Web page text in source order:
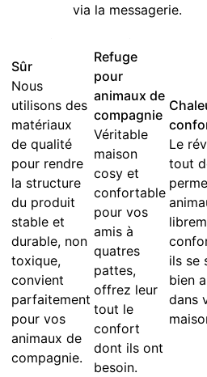
via la messagerie.
Sûr
Nous
utilisons des
matériaux
de qualité
pour rendre
la structure
du produit
stable et
durable, non
toxique,
convient
parfaitement
pour vos
animaux de
compagnie.
Refuge
pour
animaux de
compagnie
Véritable
maison
cosy et
confortable
pour vos
amis à
quatres
pattes,
offrez leur
tout le
confort
dont ils ont
besoin.
Le
tout
ils se
bien
dans